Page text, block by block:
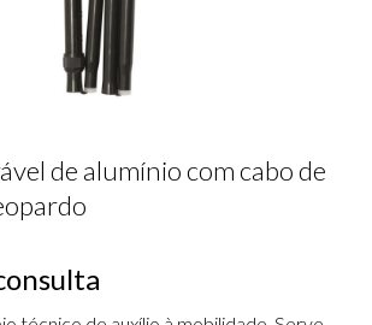
de alumínio com cabo de